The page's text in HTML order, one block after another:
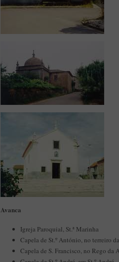
Avanca
Igreja Paroquial, St.ª Marinha
Capela de St.º António, no terreiro
Capela de S. Francisco, no Rego da